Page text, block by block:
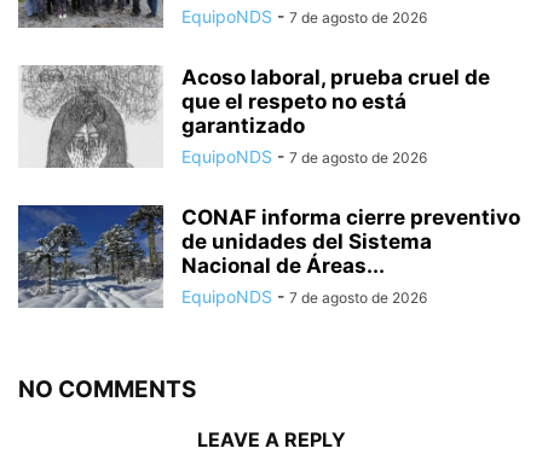
EquipoNDS - 7 de agosto de 2026
Acoso laboral, prueba cruel de
que el respeto no está
garantizado
EquipoNDS - 7 de agosto de 2026
CONAF informa cierre preventivo
de unidades del Sistema
Nacional de Áreas...
EquipoNDS - 7 de agosto de 2026
NO COMMENTS
LEAVE A REPLY